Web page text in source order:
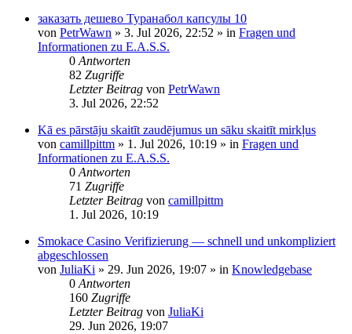
заказать дешево Туранабол капсулы 10
von PetrWawn » 3. Jul 2026, 22:52 » in Fragen und
Informationen zu E.A.S.S.
0Antworten
82 Zugriffe
Letzter Beitrag von PetrWawn
3. Jul 2026, 22:52
Kā es pārstāju skaitīt zaudējumus un sāku skaitīt mirkļus
von camillpittm » 1. Jul 2026, 10:19 » in Fragen und
Informationen zu E.A.S.S.
0Antworten
71 Zugriffe
Letzter Beitrag von camillpittm
1. Jul 2026, 10:19
Smokace Casino Verifizierung — schnell und unkompliziert
abgeschlossen
von JuliaKi » 29. Jun 2026, 19:07 » in Knowledgebase
0Antworten
160 Zugriffe
Letzter Beitrag von JuliaKi
29. Jun 2026, 19:07